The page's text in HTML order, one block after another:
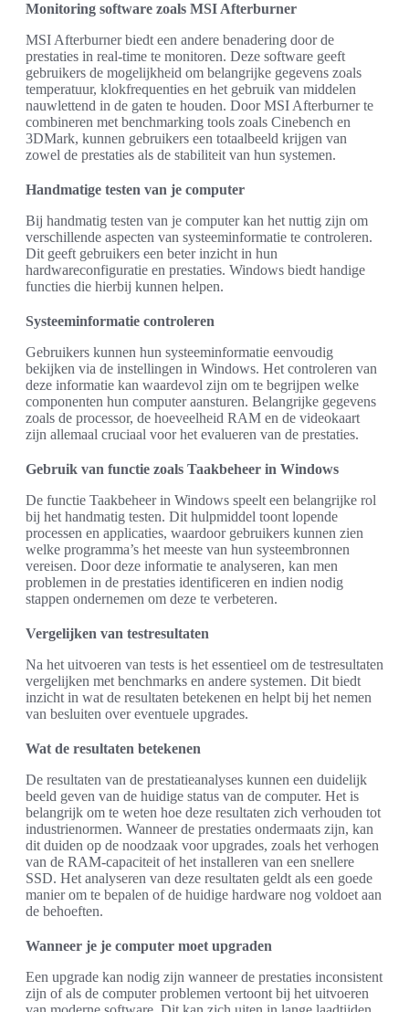
Monitoring software zoals MSI Afterburner
MSI Afterburner biedt een andere benadering door de
prestaties in real-time te monitoren. Deze software geeft
gebruikers de mogelijkheid om belangrijke gegevens zoals
temperatuur, klokfrequenties en het gebruik van middelen
nauwlettend in de gaten te houden. Door MSI Afterburner te
combineren met benchmarking tools zoals Cinebench en
3DMark, kunnen gebruikers een totaalbeeld krijgen van
zowel de prestaties als de stabiliteit van hun systemen.
Handmatige testen van je computer
Bij handmatig testen van je computer kan het nuttig zijn om
verschillende aspecten van systeeminformatie te controleren.
Dit geeft gebruikers een beter inzicht in hun
hardwareconfiguratie en prestaties. Windows biedt handige
functies die hierbij kunnen helpen.
Systeeminformatie controleren
Gebruikers kunnen hun systeeminformatie eenvoudig
bekijken via de instellingen in Windows. Het controleren van
deze informatie kan waardevol zijn om te begrijpen welke
componenten hun computer aansturen. Belangrijke gegevens
zoals de processor, de hoeveelheid RAM en de videokaart
zijn allemaal cruciaal voor het evalueren van de prestaties.
Gebruik van functie zoals Taakbeheer in Windows
De functie Taakbeheer in Windows speelt een belangrijke rol
bij het handmatig testen. Dit hulpmiddel toont lopende
processen en applicaties, waardoor gebruikers kunnen zien
welke programma’s het meeste van hun systeembronnen
vereisen. Door deze informatie te analyseren, kan men
problemen in de prestaties identificeren en indien nodig
stappen ondernemen om deze te verbeteren.
Vergelijken van testresultaten
Na het uitvoeren van tests is het essentieel om de testresultaten
vergelijken met benchmarks en andere systemen. Dit biedt
inzicht in wat de resultaten betekenen en helpt bij het nemen
van besluiten over eventuele upgrades.
Wat de resultaten betekenen
De resultaten van de prestatieanalyses kunnen een duidelijk
beeld geven van de huidige status van de computer. Het is
belangrijk om te weten hoe deze resultaten zich verhouden tot
industrienormen. Wanneer de prestaties ondermaats zijn, kan
dit duiden op de noodzaak voor upgrades, zoals het verhogen
van de RAM-capaciteit of het installeren van een snellere
SSD. Het analyseren van deze resultaten geldt als een goede
manier om te bepalen of de huidige hardware nog voldoet aan
de behoeften.
Wanneer je je computer moet upgraden
Een upgrade kan nodig zijn wanneer de prestaties inconsistent
zijn of als de computer problemen vertoont bij het uitvoeren